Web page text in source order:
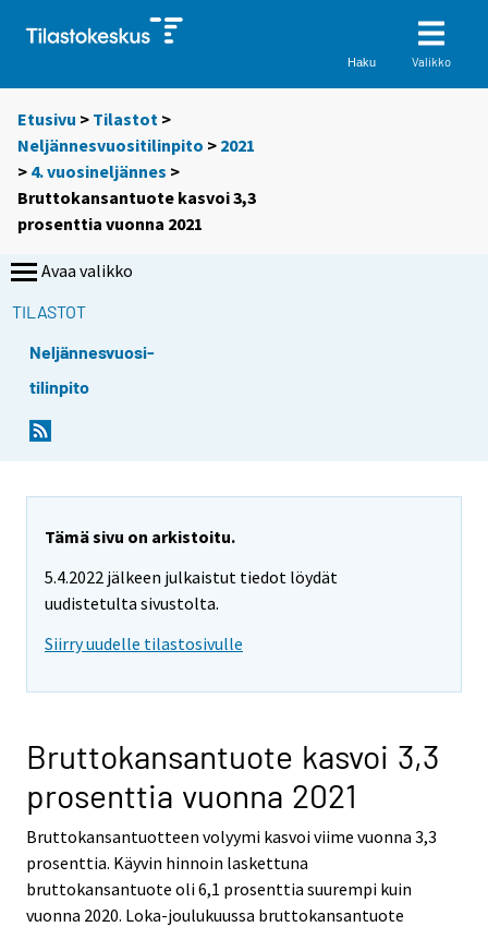
Haku Valikko
Etusivu > Tilastot >
Neljännesvuositilinpito > 2021
> 4. vuosineljännes >
Bruttokansantuote kasvoi 3,3
prosenttia vuonna 2021
Avaa valikko
TILASTOT
Neljännesvuosi-
tilinpito
Tämä sivu on arkistoitu.
5.4.2022 jälkeen julkaistut tiedot löydät
uudistetulta sivustolta.
Siirry uudelle tilastosivulle
Bruttokansantuote kasvoi 3,3
prosenttia vuonna 2021
Bruttokansantuotteen volyymi kasvoi viime vuonna 3,3
prosenttia. Käyvin hinnoin laskettuna
bruttokansantuote oli 6,1 prosenttia suurempi kuin
vuonna 2020. Loka-joulukuussa bruttokansantuote